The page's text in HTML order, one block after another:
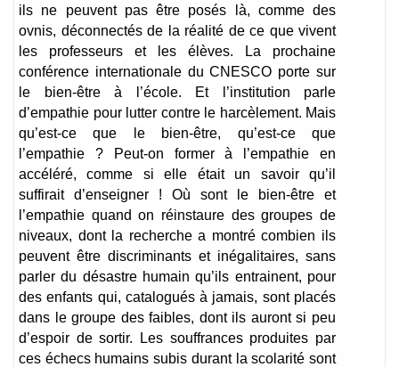
ils ne peuvent pas être posés là, comme des
ovnis, déconnectés de la réalité de ce que vivent
les professeurs et les élèves. La prochaine
conférence internationale du CNESCO porte sur
le bien-être à l’école. Et l’institution parle
d’empathie pour lutter contre le harcèlement. Mais
qu’est-ce que le bien-être, qu’est-ce que
l’empathie ? Peut-on former à l’empathie en
accéléré, comme si elle était un savoir qu’il
suffirait d’enseigner ! Où sont le bien-être et
l’empathie quand on réinstaure des groupes de
niveaux, dont la recherche a montré combien ils
peuvent être discriminants et inégalitaires, sans
parler du désastre humain qu’ils entrainent, pour
des enfants qui, catalogués à jamais, sont placés
dans le groupe des faibles, dont ils auront si peu
d’espoir de sortir. Les souffrances produites par
ces échecs humains subis durant la scolarité sont